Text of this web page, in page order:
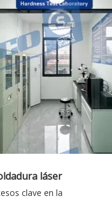
láser
clave en la